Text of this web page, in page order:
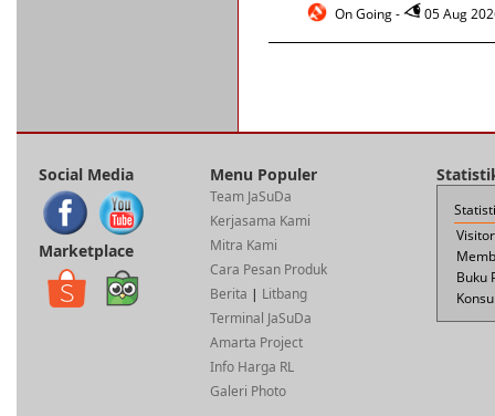
On Going -
05 Aug
Social Media
Marketplace
Menu Populer
Team JaSuDa
Kerjasama Kami
Mitra Kami
Cara Pesan Produk
Berita | Litbang
Terminal JaSuDa
Amarta Project
Info Harga RL
Galeri Photo
Buku